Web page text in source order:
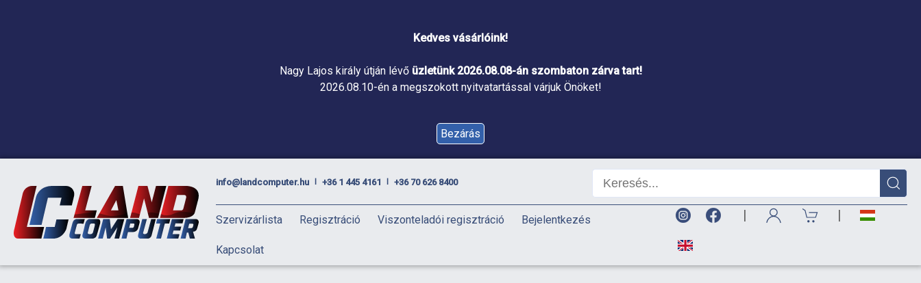
Kedves vásárlóink!
Nagy Lajos király útján lévő üzletünk 2026.08.08-án szombaton zárva tart!
2026.08.10-én a megszokott nyitvatartással várjuk Önöket!
Bezárás
info@landcomputer.hu +36 1 445 4161 +36 70 626 8400
Szervizárlista Regisztráció Viszonteladói regisztráció Bejelentkezés
Kapcsolat
| |